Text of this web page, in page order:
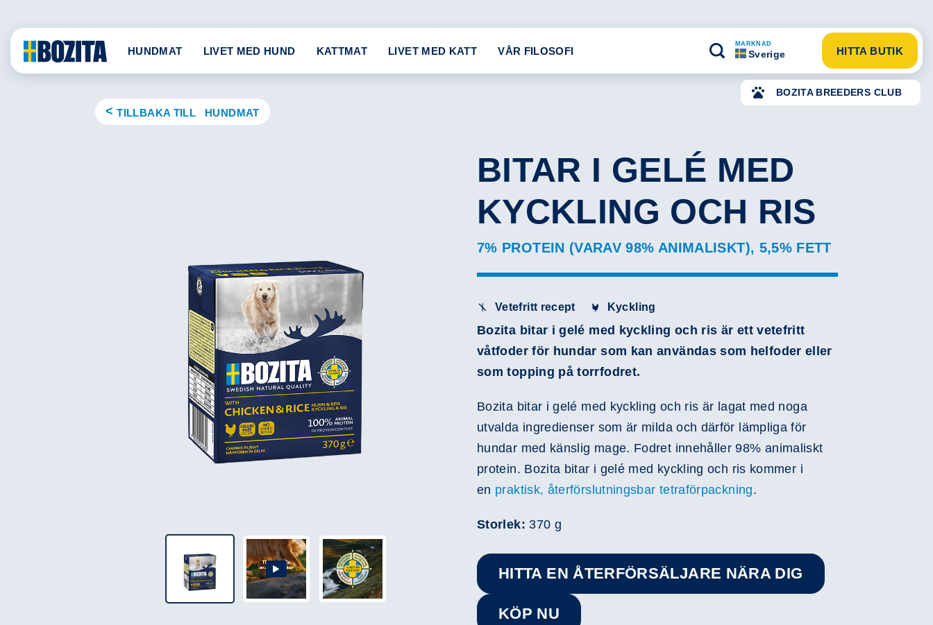
content
BOZITA BREEDERS CLUB
HUNDMAT LIVET MED HUND KATTMAT LIVET MED KATT VÅR FILOSOFI
MARKNAD
Sverige HITTA BUTIK
TILLBAKA TILL HUNDMAT
Play
BITAR I GELÉ MED
KYCKLING OCH RIS
7% PROTEIN (VARAV 98% ANIMALISKT), 5,5% FETT
Vetefritt recept Kyckling
Bozita bitar i gelé med kyckling och ris är ett vetefritt
våtfoder för hundar som kan användas som helfoder eller
som topping på torrfodret.
Bozita bitar i gelé med kyckling och ris är lagat med noga
utvalda ingredienser som är milda och därför lämpliga för
hundar med känslig mage. Fodret innehåller 98% animaliskt
protein. Bozita bitar i gelé med kyckling och ris kommer i
en praktisk, återförslutningsbar tetraförpackning.
Storlek: 370 g
HITTA EN ÅTERFÖRSÄLJARE NÄRA DIG
KÖP NU